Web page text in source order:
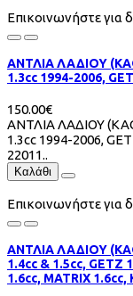
Επικοινωνήστε για
ΑΝΤΛΙΑ ΛΑΔΙΟΥ
1.3cc 1994-2006,
150.00€
ΑΝΤΛΙΑ ΛΑΔΙΟΥ
1.3cc 1994-2006,
22011..
Καλάθι
Επικοινωνήστε για
ΑΝΤΛΙΑ ΛΑΔΙΟΥ
1.4cc & 1.5cc, GETZ
1.6cc, MATRIX 1.6cc,